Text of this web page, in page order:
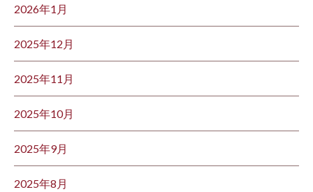
2026年1月
2025年12月
2025年11月
2025年10月
2025年9月
2025年8月